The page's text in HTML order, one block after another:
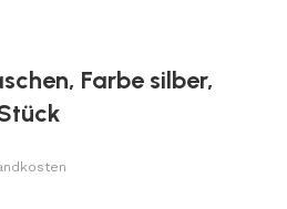
Farbe silber,